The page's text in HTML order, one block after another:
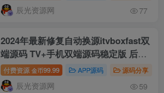
修复N多bug 可对接苹果CMS资源站
等
辰光资源网 77
2024年最新修复自动换源itvboxfast双
端源码 TV+手机双端源码稳定版 后台
可增减仓库线路 itvbox影视仓二开会
员如意版影视APP源码
付费资源 金币99.99 APP源码 源码分享
辰光资源网 59